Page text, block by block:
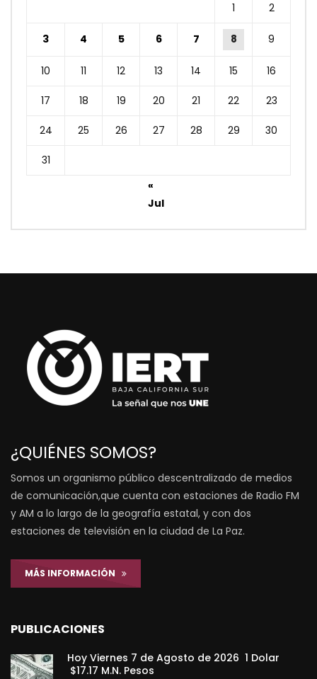
1 2
3 4 5 6 7 8 9
10 11 12 13 14 15 16
17 18 19 20 21 22 23
24 25 26 27 28 29 30
31
«
Jul
¿QUIÉNES SOMOS?
Somos un organismo público descentralizado de medios
de comunicación,que cuenta con estaciones de Radio FM
y AM a lo largo de la geografía estatal, y con dos
estaciones de televisión en la ciudad de La Paz.
MÁS INFORMACIÓN
PUBLICACIONES
Hoy Viernes 7 de Agosto de 2026 1 Dolar
$17.17 M.N. Pesos